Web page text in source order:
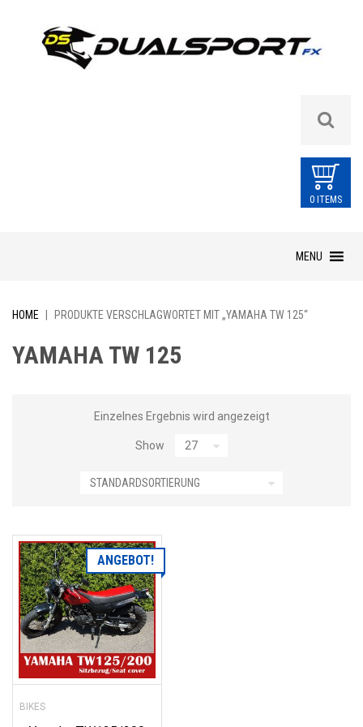
0 ITEMS
MENU
HOME PRODUKTE VERSCHLAGWORTET MIT „YAMAHA TW 125“
YAMAHA TW 125
Einzelnes Ergebnis wird angezeigt
Show
ANGEBOT!
BIKES